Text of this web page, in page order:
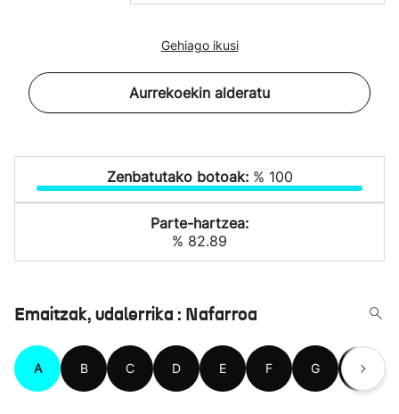
Gehiago ikusi
Aurrekoekin alderatu
Zenbatutako botoak: % 100
Parte-hartzea:
% 82.89
Emaitzak, udalerrika : Nafarroa
A B C D E F G H